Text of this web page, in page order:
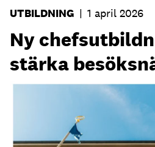
UTBILDNING | 1 april 2026
Ny
stärka
Affärsutveckling och
i den nya utbildningen
Foto: Juliana Wiklund